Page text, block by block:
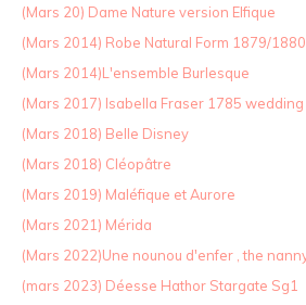
(Mars 20) Dame Nature version Elfique
(Mars 2014) Robe Natural Form 1879/1880
(Mars 2014)L'ensemble Burlesque
(Mars 2017) Isabella Fraser 1785
(Mars 2018) Belle Disney
(Mars 2018) Cléopâtre
(Mars 2019) Maléfique et Aurore
(Mars 2021) Mérida
(Mars 2022)Une nounou d'enfer , the
(mars 2023) Déesse Hathor Stargate Sg1